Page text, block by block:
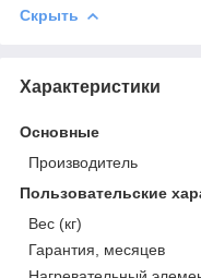
Скрыть
Характеристики
Основные
Производитель
Пользовательские
Вес (кг)
Гарантия, месяцев